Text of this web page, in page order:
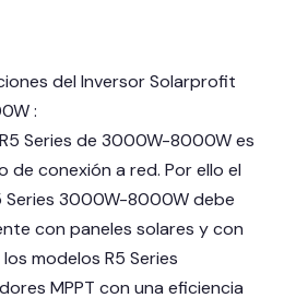
del Inversor Solarprofit
:
Series de 3000W-8000W es
de conexión a red. Por ello el
Series 3000W-8000W debe
con paneles solares y con
modelos R5 Series
MPPT con una eficiencia